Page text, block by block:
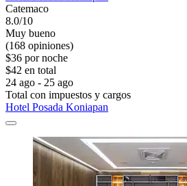
Catemaco
8.0/10
Muy bueno
(168 opiniones)
$36 por noche
$42 en total
24 ago - 25 ago
Total con impuestos y cargos
Hotel Posada Koniapan